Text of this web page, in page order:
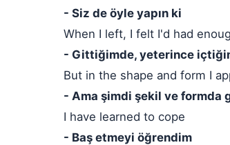
- Siz de öyle yapın ki
When I left, I felt I'd had
- Gittiğimde, yeterince
But in the shape and form I
- Ama şimdi şekil ve formda
I have learned to cope
- Baş etmeyi öğrendim